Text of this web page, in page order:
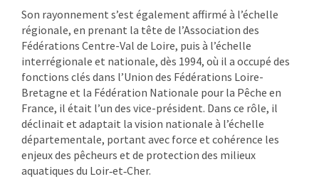
Son rayonnement s’est également affirmé à l’échelle
régionale, en prenant la tête de l’Association des
Fédérations Centre-Val de Loire, puis à l’échelle
interrégionale et nationale, dès 1994, où il a occupé des
fonctions clés dans l’Union des Fédérations Loire-
Bretagne et la Fédération Nationale pour la Pêche en
France, il était l’un des vice-président. Dans ce rôle, il
déclinait et adaptait la vision nationale à l’échelle
départementale, portant avec force et cohérence les
enjeux des pêcheurs et de protection des milieux
aquatiques du Loir‑et‑Cher.